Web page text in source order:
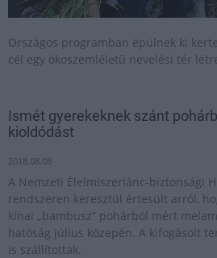
Országos programban épülnek ki
cél egy ökoszemléletű nevelési tér
Ismét gyerekeknek szánt
kioldódást
2018.08.08
A Nemzeti Élelmiszerlánc-biztonsági
rendszeren keresztül értesült arról,
kínai „bambusz” pohárból mért
hatóság július közepén. A kifogásolt
is szállítottak.